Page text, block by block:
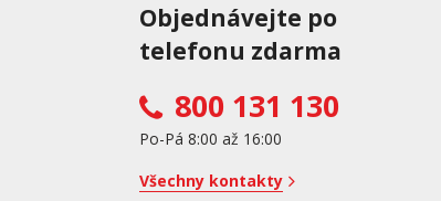
Objednávejte po
telefonu zdarma
800 131 130
Po-Pá 8:00 až 16:00
Všechny kontakty